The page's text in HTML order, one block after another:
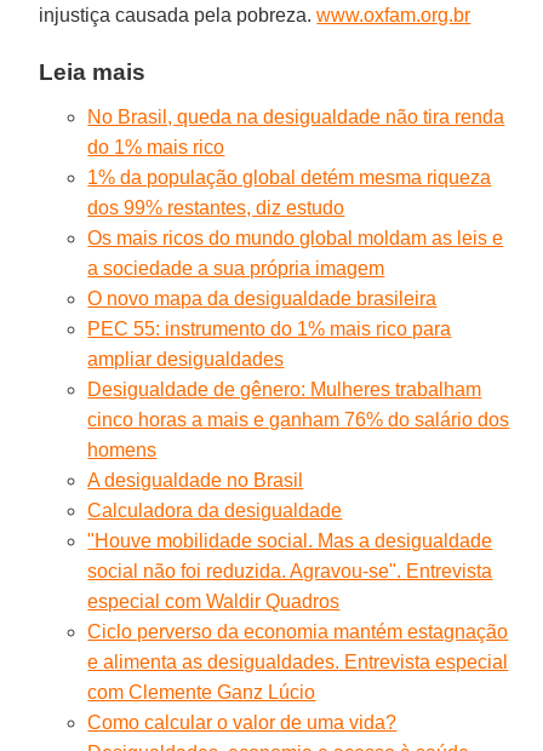
injustiça causada pela pobreza.www.oxfam.org.br
Leia mais
No Brasil, queda na desigualdade não tira renda
do 1% mais rico
1% da população global detém mesma riqueza
dos 99% restantes, diz estudo
Os mais ricos do mundo global moldam as leis e
a sociedade a sua própria imagem
O novo mapa da desigualdade brasileira
PEC 55: instrumento do 1% mais rico para
ampliar desigualdades
Desigualdade de gênero: Mulheres trabalham
cinco horas a mais e ganham 76% do salário dos
homens
A desigualdade no Brasil
Calculadora da desigualdade
"Houve mobilidade social. Mas a desigualdade
social não foi reduzida. Agravou-se". Entrevista
especial com Waldir Quadros
Ciclo perverso da economia mantém estagnação
e alimenta as desigualdades. Entrevista especial
com Clemente Ganz Lúcio
Como calcular o valor de uma vida?